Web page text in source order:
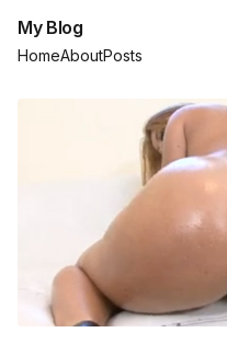
My Blog
HomeAboutPosts